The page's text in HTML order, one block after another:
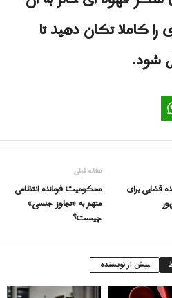
کاملا تکان دهید تا
شود.
مقاله قبلی
محکومیت فرمانده انتظامی
متهم به «تجاوز جنسی»
چیست؟
قضایی برای
بیش از نویسنده